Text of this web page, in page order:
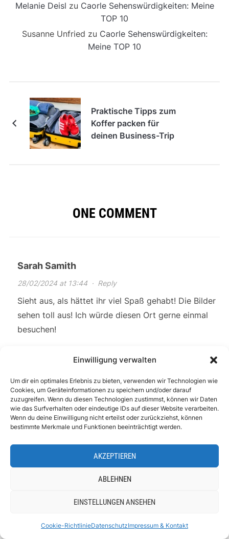
Einwilligung verwalten
Um dir ein optimales Erlebnis zu bieten, verwenden wir Technologien wie
Cookies, um Geräteinformationen zu speichern und/oder darauf
zuzugreifen. Wenn du diesen Technologien zustimmst, können wir Daten
wie das Surfverhalten oder eindeutige IDs auf dieser Website verarbeiten.
Wenn du deine Einwilligung nicht erteilst oder zurückziehst, können
bestimmte Merkmale und Funktionen beeinträchtigt werden.
AKZEPTIEREN
ABLEHNEN
EINSTELLUNGEN ANSEHEN
Cookie-RichtlinieDatenschutzImpressum & Kontakt
Melanie Deisl zu Caorle Sehenswürdigkeiten: Meine
TOP 10
Susanne Unfried zu Caorle Sehenswürdigkeiten:
Meine TOP 10
Praktische Tipps zum
Koffer packen für
deinen Business-Trip
ONE COMMENT
Sarah Samith
28/02/2024 at 13:44· Reply
Sieht aus, als hättet ihr viel Spaß gehabt! Die Bilder
sehen toll aus! Ich würde diesen Ort gerne einmal
besuchen!
HINTERLASSE EINEN KOMMENTAR
Deine E-Mail-Adresse wird nicht veröffentlicht.
Erforderliche Felder sind mit*markiert